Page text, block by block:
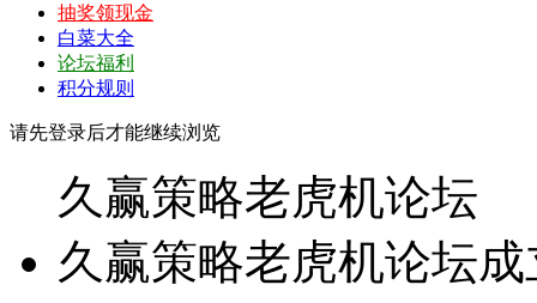
抽奖领现金
白菜大全
论坛福利
积分规则
请先登录后才能继续浏览
久赢策略老虎机论坛
久赢策略老虎机论坛成